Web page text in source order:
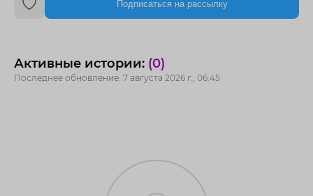
Подписаться на рассылку
Активные истории: (0)
Последнее обновление: 7 августа 2026 г., 06:45